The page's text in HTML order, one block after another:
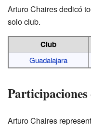
Arturo Chaires dedicó
solo club.
Club
Guadalajara
Arturo Chaires